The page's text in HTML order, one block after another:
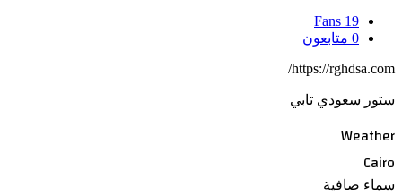
19
Fans
0 متابعون
https://rghdsa.com/
ستور سعودي تابي
Weather
Cairo
سماء صافية